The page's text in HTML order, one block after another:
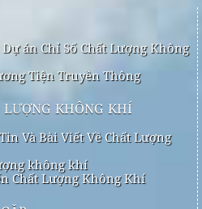
án Chỉ Số Chất Lượng Không
Tiện Truyền Thông
không khí
Và Bài Viết Về Chất Lượng
không khí
Chất Lượng Không Khí